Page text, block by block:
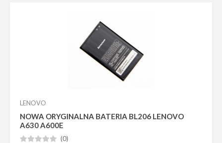
LENOVO
NOWA ORYGINALNA BATERIA BL206 LENOVO
A630 A600E
 (0)